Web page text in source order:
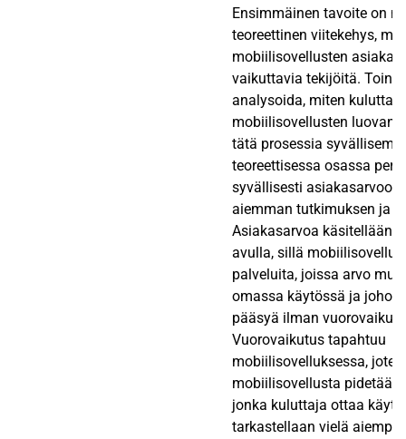
Ensimmäinen tavoite on
teoreettinen viitekehys,
mobiilisovellusten
vaikuttavia tekijöitä.
analysoida, miten
mobiilisovellusten luovan
tätä prosessia
teoreettisessa osassa
syvällisesti asiakasarvoon
aiemman tutkimuksen ja
Asiakasarvoa käsitellään
avulla, sillä
palveluita, joissa arvo
omassa käytössä ja johon
pääsyä ilman
Vuorovaikutus tapahtuu
mobiilisovelluksessa,
mobiilisovellusta pidetään
jonka kuluttaja ottaa
tarkastellaan vielä